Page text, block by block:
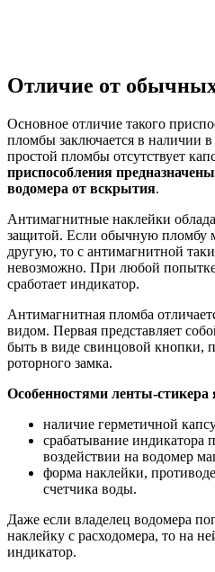
Отличие от
Основное отличие такого
пломбы заключается в наличии
простой пломбы отсутствует
приспособления
водомера от вскрытия.
Антимагнитные наклейки
защитой. Если обычную пломбу
другую, то с антимагнитной
невозможно. При любой попытке
сработает индикатор.
Антимагнитная пломба
видом. Первая представляет
быть в виде свинцовой кнопки,
роторного замка.
Особенностями ленты-стикера
наличие герметичной
срабатывание
воздействии на водомер
форма наклейки,
счетчика воды.
Даже если владелец водомера
наклейку с расходомера, то на
индикатор.